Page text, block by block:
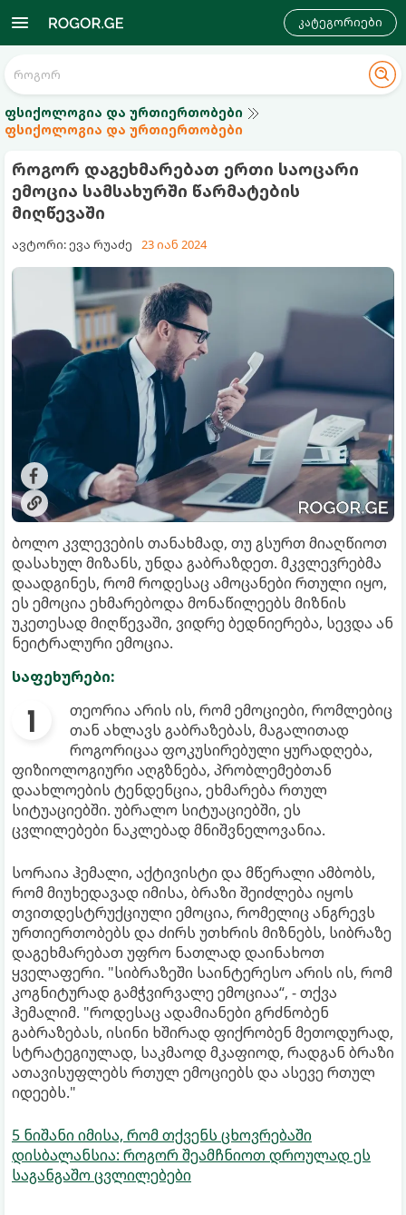
კატეგორიები
ფსიქოლოგია და ურთიერთობები
ფსიქოლოგია და ურთიერთობები
როგორ დაგეხმარებათ ერთი საოცარი
ემოცია სამსახურში წარმატების
მიღწევაში
ავტორი: ევა რუაძე 23 იან 2024
ბოლო კვლევების თანახმად, თუ გსურთ მიაღწიოთ
დასახულ მიზანს, უნდა გაბრაზდეთ. მკვლევრებმა
დაადგინეს, რომ როდესაც ამოცანები რთული იყო,
ეს ემოცია ეხმარებოდა მონაწილეებს მიზნის
უკეთესად მიღწევაში, ვიდრე ბედნიერება, სევდა ან
ნეიტრალური ემოცია.
საფეხურები:
თეორია არის ის, რომ ემოციები, რომლებიც
თან ახლავს გაბრაზებას, მაგალითად
როგორიცაა ფოკუსირებული ყურადღება,
ფიზიოლოგიური აღგზნება, პრობლემებთან
დაახლოების ტენდენცია, ეხმარება რთულ
სიტუაციებში. უბრალო სიტუაციებში, ეს
ცვლილებები ნაკლებად მნიშვნელოვანია.
სორაია ჰემალი, აქტივისტი და მწერალი ამბობს,
რომ მიუხედავად იმისა, ბრაზი შეიძლება იყოს
თვითდესტრუქციული ემოცია, რომელიც ანგრევს
ურთიერთობებს და ძირს უთხრის მიზნებს, სიბრაზე
დაგეხმარებათ უფრო ნათლად დაინახოთ
ყველაფერი. "სიბრაზეში საინტერესო არის ის, რომ
კოგნიტურად გამჭვირვალე ემოციაა“, - თქვა
ჰემალიმ. "როდესაც ადამიანები გრძნობენ
გაბრაზებას, ისინი ხშირად ფიქრობენ მეთოდურად,
სტრატეგიულად, საკმაოდ მკაფიოდ, რადგან ბრაზი
ათავისუფლებს რთულ ემოციებს და ასევე რთულ
იდეებს."
5 ნიშანი იმისა, რომ თქვენს ცხოვრებაში
დისბალანსია: როგორ შეამჩნიოთ დროულად ეს
საგანგაშო ცვლილებები